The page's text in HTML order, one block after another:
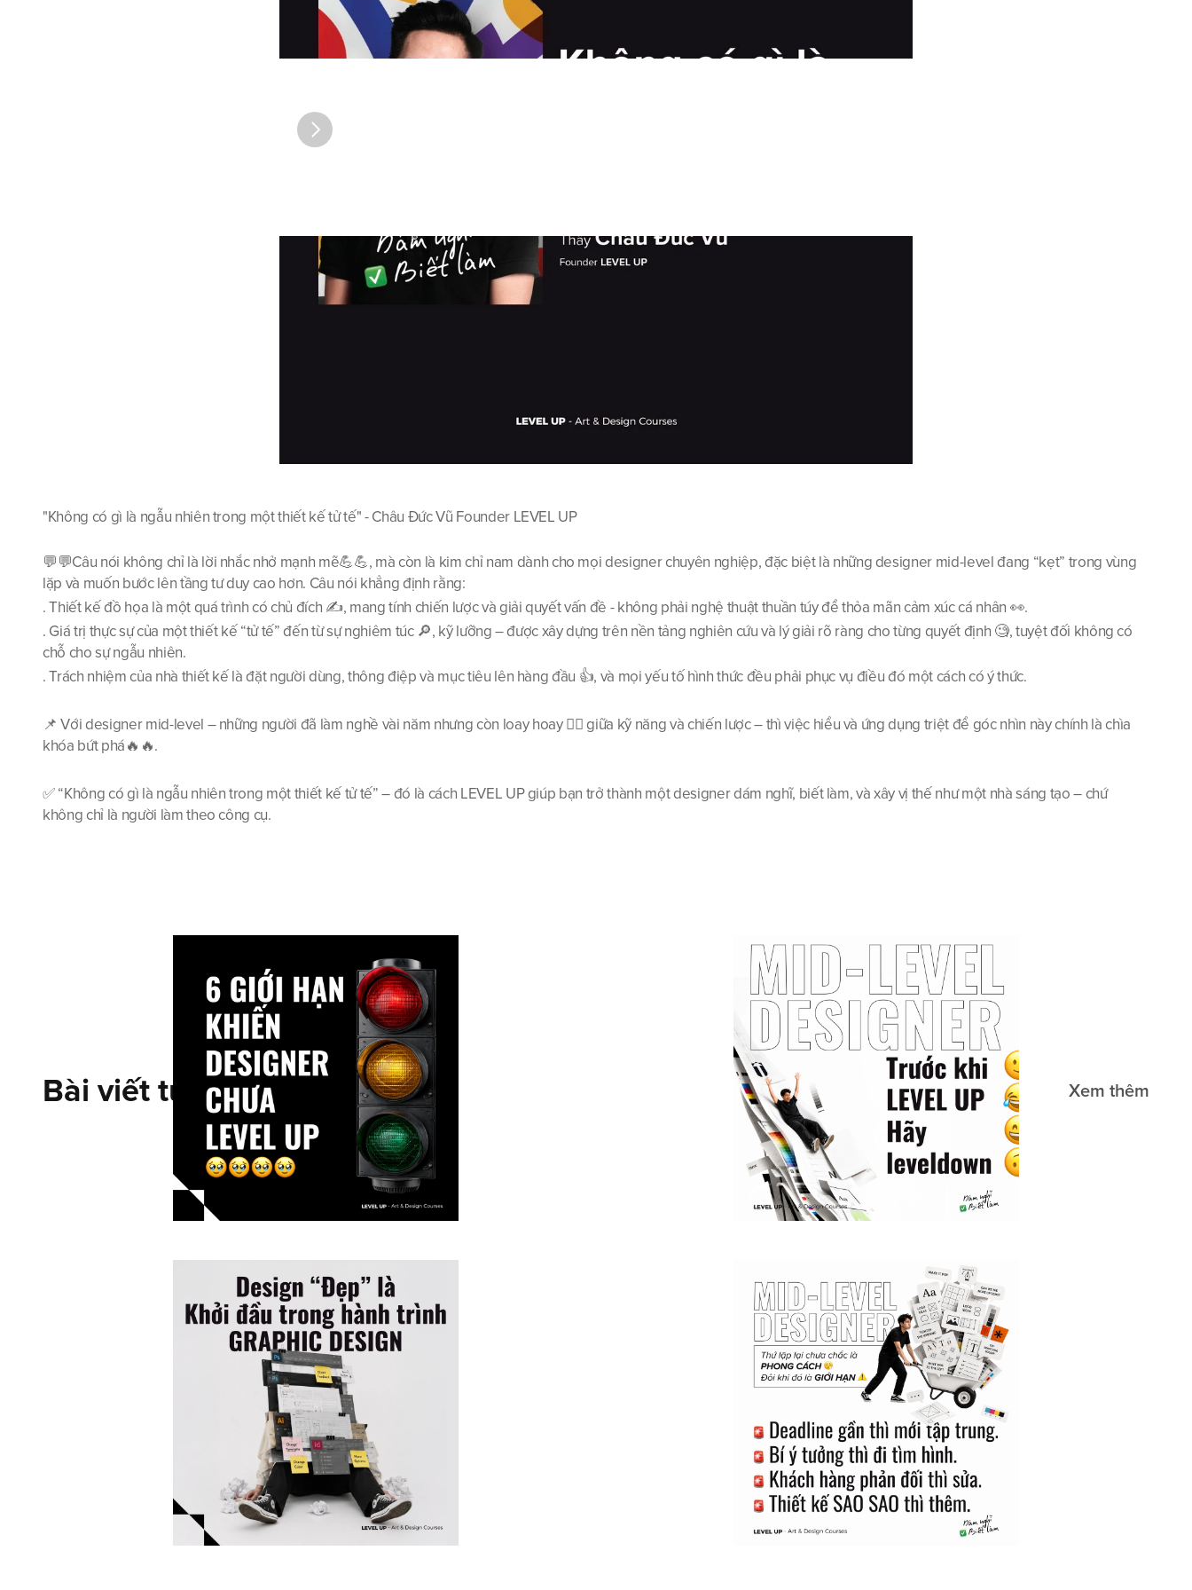
"Không có gì là ngẫu nhiên trong một thiết kế tử tế" - Châu Đức Vũ Founder LEVEL UP
💬💬Câu nói không chỉ là lời nhắc nhở mạnh mẽ💪💪, mà còn là kim chỉ nam dành cho mọi designer chuyên nghiệp, đặc biệt là những designer mid-level đang “kẹt” trong vùng
lặp và muốn bước lên tầng tư duy cao hơn. Câu nói khẳng định rằng:
. Thiết kế đồ họa là một quá trình có chủ đích ✍️, mang tính chiến lược và giải quyết vấn đề - không phải nghệ thuật thuần túy để thỏa mãn cảm xúc cá nhân 👀.
. Giá trị thực sự của một thiết kế “tử tế” đến từ sự nghiêm túc 🔎, kỹ lưỡng – được xây dựng trên nền tảng nghiên cứu và lý giải rõ ràng cho từng quyết định 🧐, tuyệt đối không có
chỗ cho sự ngẫu nhiên.
. Trách nhiệm của nhà thiết kế là đặt người dùng, thông điệp và mục tiêu lên hàng đầu 👍, và mọi yếu tố hình thức đều phải phục vụ điều đó một cách có ý thức.
📌 Với designer mid-level – những người đã làm nghề vài năm nhưng còn loay hoay 😶‍🌫️ giữa kỹ năng và chiến lược – thì việc hiểu và ứng dụng triệt để góc nhìn này chính là chìa
khóa bứt phá🔥🔥.
✅ “Không có gì là ngẫu nhiên trong một thiết kế tử tế” – đó là cách LEVEL UP giúp bạn trở thành một designer dám nghĩ, biết làm, và xây vị thế như một nhà sáng tạo – chứ
không chỉ là người làm theo công cụ.
Bài viết tương tự Xem thêm